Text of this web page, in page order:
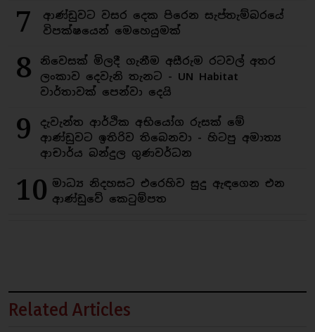
7
ආණ්ඩුවට වසර දෙක පිරෙන සැප්තැම්බරයේ
විපක්ෂයෙන් මෙහෙයුමක්
8
නිවෙසක් මිලදී ගැනීම අසීරුම රටවල් අතර
ලංකාව දෙවැනි තැනට - UN Habitat
වාර්තාවක් පෙන්වා දෙයි
9
දැවැන්ත ආර්ථික අභියෝග රුසක් මේ
ආණ්ඩුවට ඉතිරිව තිබෙනවා - හිටපු අමාත්‍ය
ආචාර්ය බන්දුල ගුණවර්ධන
10 මාධ්‍ය නිදහසට එරෙහිව සුදු ඇඳගෙන එන
ආණ්ඩුවේ කෙටුම්පත
Related Articles